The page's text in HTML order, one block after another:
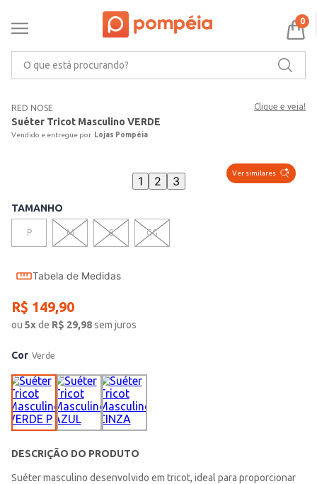
0
RED NOSE Clique e veja!
Suéter Tricot Masculino VERDE
Lojas Pompéia
Ver similares
1 2 3
TAMANHO
P M G GG
Tabela de Medidas
R$ 149,90
ou 5xde R$ 29,98sem juros
Cor Verde
DESCRIÇÃO DO PRODUTO
Suéter masculino desenvolvido em tricot, ideal para proporcionar